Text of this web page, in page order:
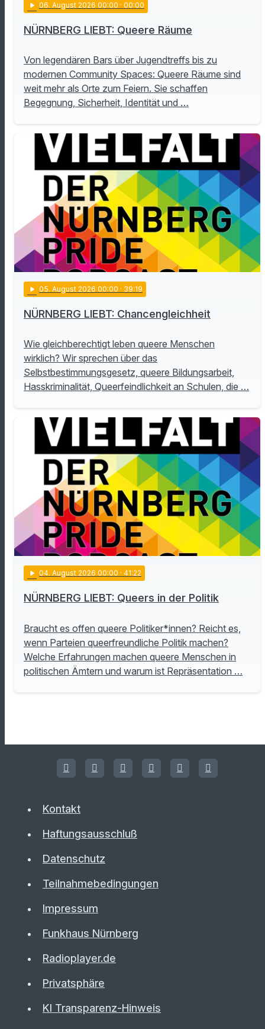
play_arrow 06. August 2026 00:00 · 00:00
NÜRNBERG LIEBT: Queere Räume
Von legendären Bars über Jugendtreffs bis zu
modernen Community Spaces: Queere Räume sind
weit mehr als Orte zum Feiern. Sie schaffen
Begegnung, Sicherheit, Identität und …
play_arrow 05. August 2026 00:00 · 39:19
NÜRNBERG LIEBT: Chancengleichheit
Wie gleichberechtigt leben queere Menschen
wirklich? Wir sprechen über das
Selbstbestimmungsgesetz, queere Bildungsarbeit,
Hasskriminalität, Queerfeindlichkeit an Schulen, die …
play_arrow 04. August 2026 00:00 · 41:22
NÜRNBERG LIEBT: Queers in der Politik
Braucht es offen queere Politiker*innen? Reicht es,
wenn Parteien queerfreundliche Politik machen?
Welche Erfahrungen machen queere Menschen in
politischen Ämtern und warum ist Repräsentation …
Kontakt
Haftungsausschluß
Datenschutz
Teilnahmebedingungen
Impressum
Funkhaus Nürnberg
Radioplayer.de
Privatsphäre
KI Transparenz-Hinweis